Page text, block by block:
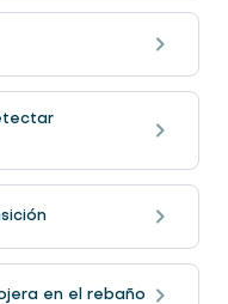
en el rebaño